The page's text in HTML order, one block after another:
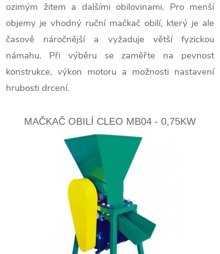
ozimým žitem a dalšími obilovinami. Pro menší
objemy je vhodný ruční mačkač obilí, který je ale
časově náročnější a vyžaduje větší fyzickou
námahu. Při výběru se zaměřte na pevnost
konstrukce, výkon motoru a možnosti nastavení
hrubosti drcení.